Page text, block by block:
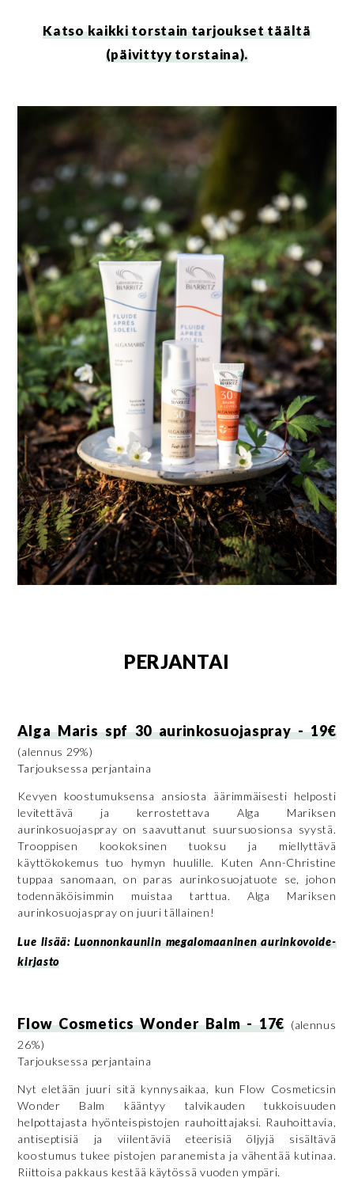
Katso kaikki torstain tarjoukset täältä
(päivittyy torstaina).
PERJANTAI
Alga Maris spf 30 aurinkosuojaspray - 19€
(alennus 29%)
Tarjouksessa perjantaina
Kevyen koostumuksensa ansiosta äärimmäisesti helposti
levitettävä ja kerrostettava Alga Mariksen
aurinkosuojaspray on saavuttanut suursuosionsa syystä.
Trooppisen kookoksinen tuoksu ja miellyttävä
käyttökokemus tuo hymyn huulille. Kuten Ann-Christine
tuppaa sanomaan, on paras aurinkosuojatuote se, johon
todennäköisimmin muistaa tarttua. Alga Mariksen
aurinkosuojaspray on juuri tällainen!
Lue lisää: Luonnonkauniin megalomaaninen aurinkovoide-
kirjasto
Flow Cosmetics Wonder Balm - 17€ (alennus
26%)
Tarjouksessa perjantaina
Nyt eletään juuri sitä kynnysaikaa, kun Flow Cosmeticsin
Wonder Balm kääntyy talvikauden tukkoisuuden
helpottajasta hyönteispistojen rauhoittajaksi. Rauhoittavia,
antiseptisiä ja viilentäviä eteerisiä öljyjä sisältävä
koostumus tukee pistojen paranemista ja vähentää kutinaa.
Riittoisa pakkaus kestää käytössä vuoden ympäri.